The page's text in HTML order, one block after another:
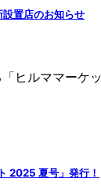
設置店のお知らせ
ヒルママーケ
2025 夏号」発行！